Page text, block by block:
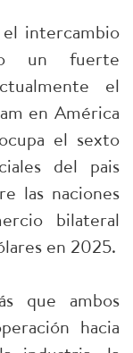
intercambio
un fuerte
el
en América
el sexto
del pais
las naciones
bilateral
en 2025.
que ambos
hacia